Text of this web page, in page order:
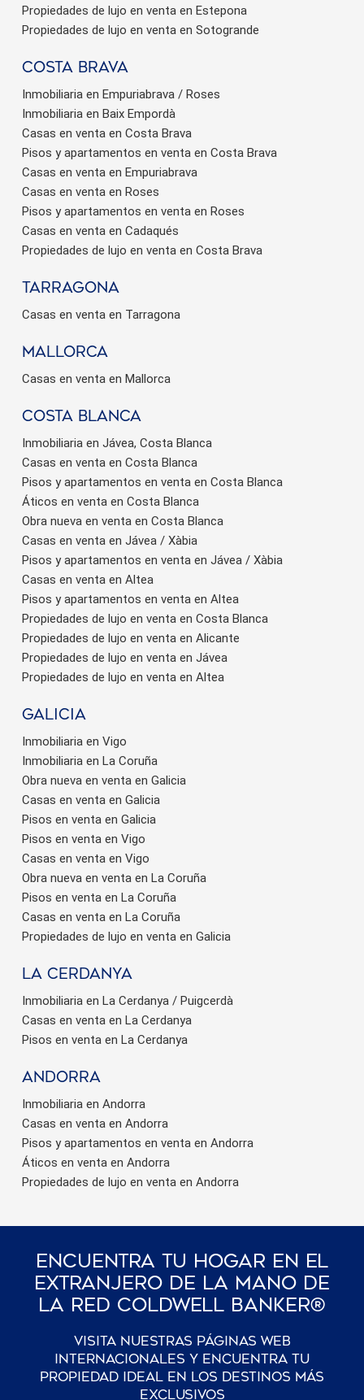
Propiedades de lujo en venta en Estepona
Propiedades de lujo en venta en Sotogrande
Costa brava
Inmobiliaria en Empuriabrava / Roses
Inmobiliaria en Baix Empordà
Casas en venta en Costa Brava
Pisos y apartamentos en venta en Costa Brava
Casas en venta en Empuriabrava
Casas en venta en Roses
Pisos y apartamentos en venta en Roses
Casas en venta en Cadaqués
Propiedades de lujo en venta en Costa Brava
Tarragona
Casas en venta en Tarragona
Mallorca
Casas en venta en Mallorca
Costa Blanca
Inmobiliaria en Jávea, Costa Blanca
Casas en venta en Costa Blanca
Pisos y apartamentos en venta en Costa Blanca
Áticos en venta en Costa Blanca
Obra nueva en venta en Costa Blanca
Casas en venta en Jávea / Xàbia
Pisos y apartamentos en venta en Jávea / Xàbia
Casas en venta en Altea
Pisos y apartamentos en venta en Altea
Propiedades de lujo en venta en Costa Blanca
Propiedades de lujo en venta en Alicante
Propiedades de lujo en venta en Jávea
Propiedades de lujo en venta en Altea
Galicia
Inmobiliaria en Vigo
Inmobiliaria en La Coruña
Obra nueva en venta en Galicia
Casas en venta en Galicia
Pisos en venta en Galicia
Pisos en venta en Vigo
Casas en venta en Vigo
Obra nueva en venta en La Coruña
Pisos en venta en La Coruña
Casas en venta en La Coruña
Propiedades de lujo en venta en Galicia
La Cerdanya
Inmobiliaria en La Cerdanya / Puigcerdà
Casas en venta en La Cerdanya
Pisos en venta en La Cerdanya
Andorra
Inmobiliaria en Andorra
Casas en venta en Andorra
Pisos y apartamentos en venta en Andorra
Áticos en venta en Andorra
Propiedades de lujo en venta en Andorra
Encuentra Tu Hogar En El
Extranjero De La Mano De
La Red Coldwell Banker®
Visita nuestras páginas web
internacionales y encuentra tu
propiedad ideal en los destinos más
exclusivos